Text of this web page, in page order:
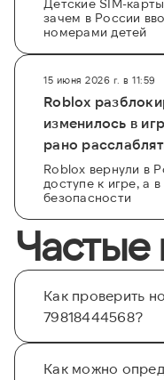
Детские SIM-
зачем в России
номерами детей
15 июня 2026 г. в 11:59
Roblox
изменилось в
рано
Roblox вернули в
доступе к игре, а
безопасности
Частые
Как проверить
79818444568?
Как можно